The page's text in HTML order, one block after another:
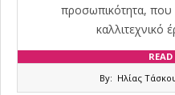
προσωπικότητα,
καλλιτεχνικό
By: Ηλίας